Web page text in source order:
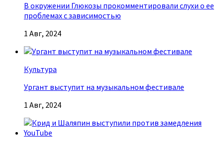
В окружении Глюкозы прокомментировали слухи о ее
проблемах с зависимостью
1 Авг, 2024
Культура
Ургант выступит на музыкальном фестивале
1 Авг, 2024